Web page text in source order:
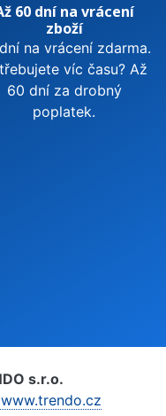
60 dní na vrácení
zboží
na vrácení zdarma.
víc času? Až
60 dní za drobný
poplatek.
s.r.o.